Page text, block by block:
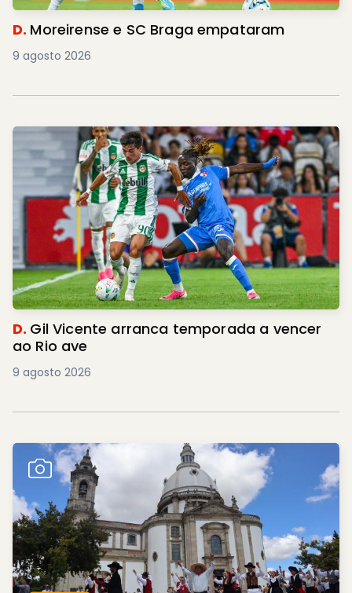
D. Moreirense e SC Braga empataram
9 agosto 2026
D. Gil Vicente arranca temporada a vencer
ao Rio ave
9 agosto 2026